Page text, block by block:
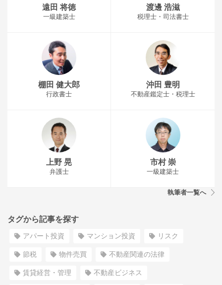
遠田 将徳
一級建築士
渡邊 浩滋
税理士・司法書士
棚田 健大郎
行政書士
沖田 豊明
不動産鑑定士・税理士
上野 晃
弁護士
市村 崇
一級建築士
執筆者一覧へ
タグから記事を探す
アパート投資 マンション投資 リスク
節税 物件売買 不動産関連の法律
賃貸経営・管理 不動産ビジネス